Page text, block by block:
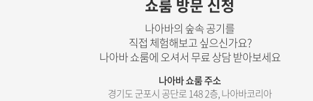
쇼룸 방문 신청
나아바의 숲속 공기를
직접 체험해보고 싶으신가요?
나아바 쇼룸에 오셔서 무료 상담 받아보세요
나아바 쇼룸 주소
경기도 군포시 공단로 148 2층, 나아바코리아